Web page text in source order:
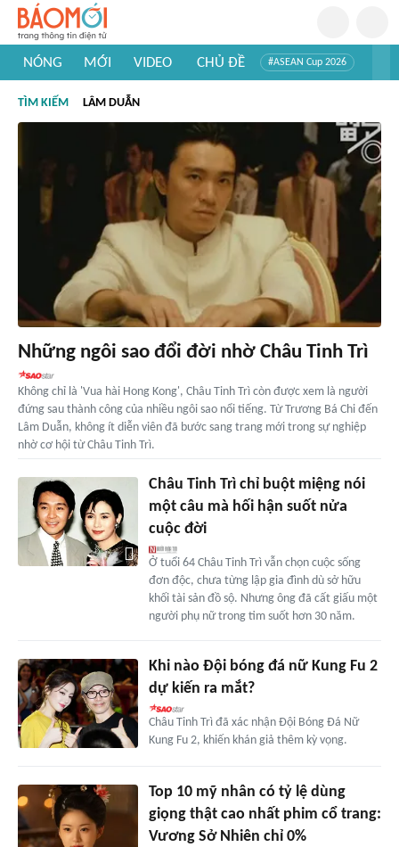
NÓNG MỚI VIDEO CHỦ ĐỀ #ASEAN Cup 2026
#Khám phá thế giới
TÌM KIẾM LÂM DUẪN
Những ngôi sao đổi đời nhờ Châu Tinh Trì
Không chỉ là 'Vua hài Hong Kong', Châu Tinh Trì còn được xem là người
đứng sau thành công của nhiều ngôi sao nổi tiếng. Từ Trương Bá Chi đến
Lâm Duẫn, không ít diễn viên đã bước sang trang mới trong sự nghiệp
nhờ cơ hội từ Châu Tinh Trì.
Châu Tinh Trì chỉ buột miệng nói
một câu mà hối hận suốt nửa
cuộc đời
Ở tuổi 64 Châu Tinh Trì vẫn chọn cuộc sống
đơn độc, chưa từng lập gia đình dù sở hữu
khối tài sản đồ sộ. Nhưng ông đã cất giấu một
người phụ nữ trong tim suốt hơn 30 năm.
Khi nào Đội bóng đá nữ Kung Fu 2
dự kiến ra mắt?
Châu Tinh Trì đã xác nhận Đội Bóng Đá Nữ
Kung Fu 2, khiến khán giả thêm kỳ vọng.
Top 10 mỹ nhân có tỷ lệ dùng
giọng thật cao nhất phim cổ trang:
Vương Sở Nhiên chỉ 0%